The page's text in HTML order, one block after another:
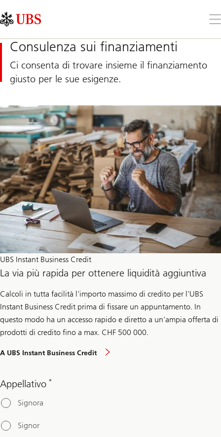
Links
Area
il
Consulenza sui finanziamenti
Ci consenta di trovare insieme il finanziamento
giusto per le sue esigenze.
UBS Instant Business Credit
La via più rapida per ottenere liquidità aggiuntiva
Calcoli in tutta facilità l’importo massimo di credito per l’UBS
Instant Business Credit prima di fissare un appuntamento. In
questo modo ha un accesso rapido e diretto a un’ampia offerta di
prodotti di credito fino a max. CHF 500 000.
A UBS Instant Business Credit
Appellativo *
Signora
Signor